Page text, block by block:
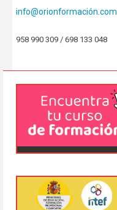
info@orionformación.com
958 990 309 / 698 133 048